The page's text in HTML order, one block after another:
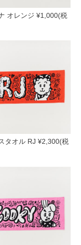
オレンジ ¥1,000(税
タオル RJ ¥2,300(税